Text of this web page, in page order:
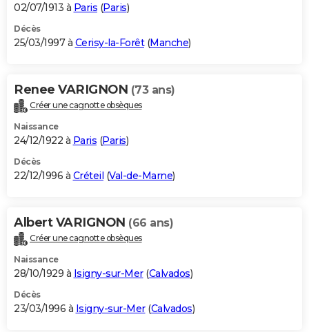
02/07/1913 à Paris (Paris)
Décès
25/03/1997 à Cerisy-la-Forêt(Manche)
Renee VARIGNON (73 ans)
Créer une cagnotte obsèques
Naissance
24/12/1922 à Paris (Paris)
Décès
22/12/1996 à Créteil (Val-de-Marne)
Albert VARIGNON (66 ans)
Créer une cagnotte obsèques
Naissance
28/10/1929 à Isigny-sur-Mer(Calvados)
Décès
23/03/1996 à Isigny-sur-Mer(Calvados)